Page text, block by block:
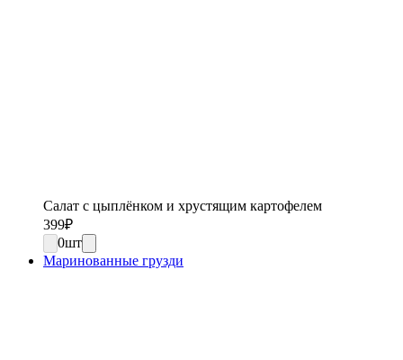
Салат с цыплёнком и хрустящим картофелем
399₽
0шт
Маринованные грузди